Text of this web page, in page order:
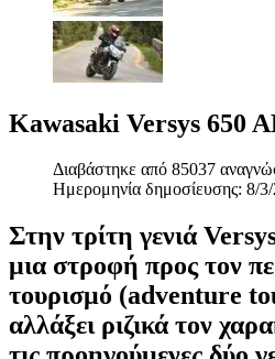
Kawasaki Versys 650
Διαβάστηκε από 85037
Ημερομηνία δημοσίευσης: 8/
Στην τρίτη γενιά
μια στροφή προς τον
τουρισμό (adventure
αλλάξει ριζικά τον